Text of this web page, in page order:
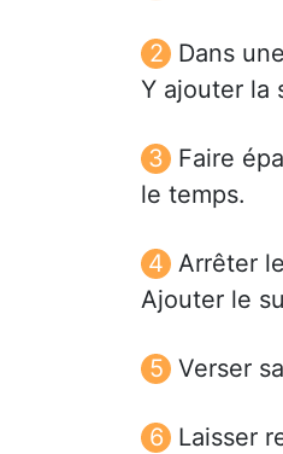
Dans
Y ajouter la
Faire
le temps.
Arrêter
Ajouter le
Verser
Laisser